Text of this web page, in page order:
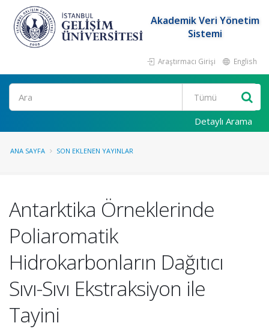
Akademik Veri Yönetim
Sistemi
Araştırmacı Girişi English
Ara
Detaylı Arama
ANA SAYFA SON EKLENEN YAYINLAR
Antarktika Örneklerinde
Poliaromatik
Hidrokarbonların Dağıtıcı
Sıvı-Sıvı Ekstraksiyon ile
Tayini